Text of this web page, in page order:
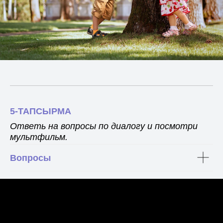
5-ТАПСЫРМА
Ответь на вопросы по диалогу и посмотри
мультфильм.
Вопросы